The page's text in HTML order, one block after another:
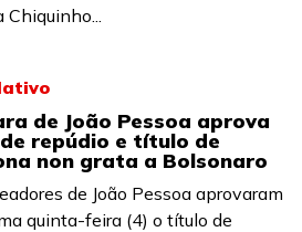
Chiquinho...
de João Pessoa aprova
repúdio e título de
non grata a Bolsonaro
de João Pessoa aprovaram
quinta-feira (4) o título de